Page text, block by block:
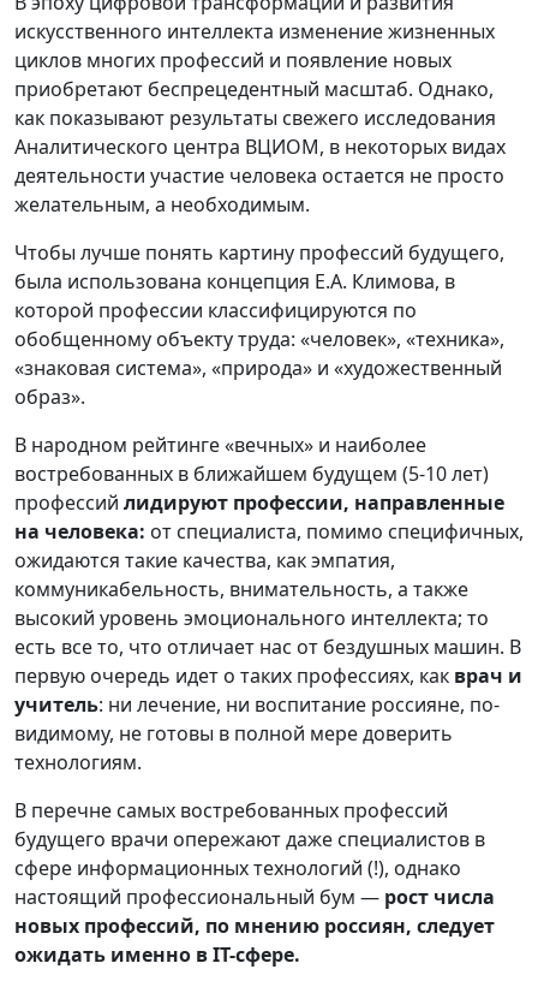
искусственного интеллекта изменение жизненных
циклов многих профессий и появление новых
приобретают беспрецедентный масштаб. Однако,
как показывают результаты свежего исследования
Аналитического центра ВЦИОМ, в некоторых видах
деятельности участие человека остается не просто
желательным, а необходимым.
Чтобы лучше понять картину профессий будущего,
была использована концепция Е.А. Климова, в
которой профессии классифицируются по
обобщенному объекту труда: «человек», «техника»,
«знаковая система», «природа» и «художественный
образ».
В народном рейтинге «вечных» и наиболее
востребованных в ближайшем будущем (5-10 лет)
профессий лидируют профессии, направленные
на человека: от специалиста, помимо специфичных,
ожидаются такие качества, как эмпатия,
коммуникабельность, внимательность, а также
высокий уровень эмоционального интеллекта; то
есть все то, что отличает нас от бездушных машин. В
первую очередь идет о таких профессиях, как врач и
учитель: ни лечение, ни воспитание россияне, по-
видимому, не готовы в полной мере доверить
технологиям.
В перечне самых востребованных профессий
будущего врачи опережают даже специалистов в
сфере информационных технологий (!), однако
настоящий профессиональный бум — рост числа
новых профессий, по мнению россиян, следует
ожидать именно в IT-сфере.